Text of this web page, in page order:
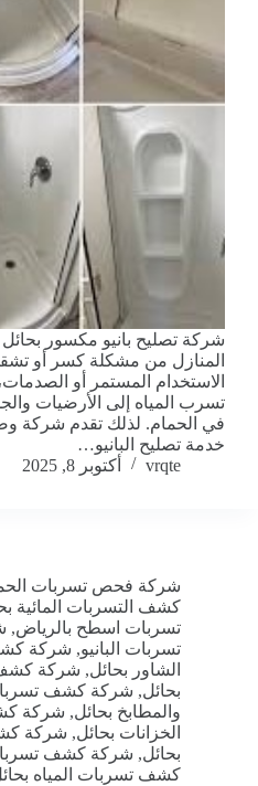
شركة تصليح بانيو مكسور بحائل
المنازل من مشكلة كسر أو تشقق
الاستخدام المستمر أو
تسرب المياه إلى الأرضيات
في الحمام. لذلك تقدم شركة
خدمة تصليح البانيو…
vrqte
أكتوبر 8, 2025
شركة فحص تسربات
كشف التسربات المائية
تسربات اسطح بالرياض,
تسربات البانيو, شركة كشف
الشاور بحائل, شركة كشف
بحائل, شركة كشف
والمطابخ بحائل, شركة
الخزانات بحائل, شركة
بحائل, شركة كشف
كشف تسربات المياه